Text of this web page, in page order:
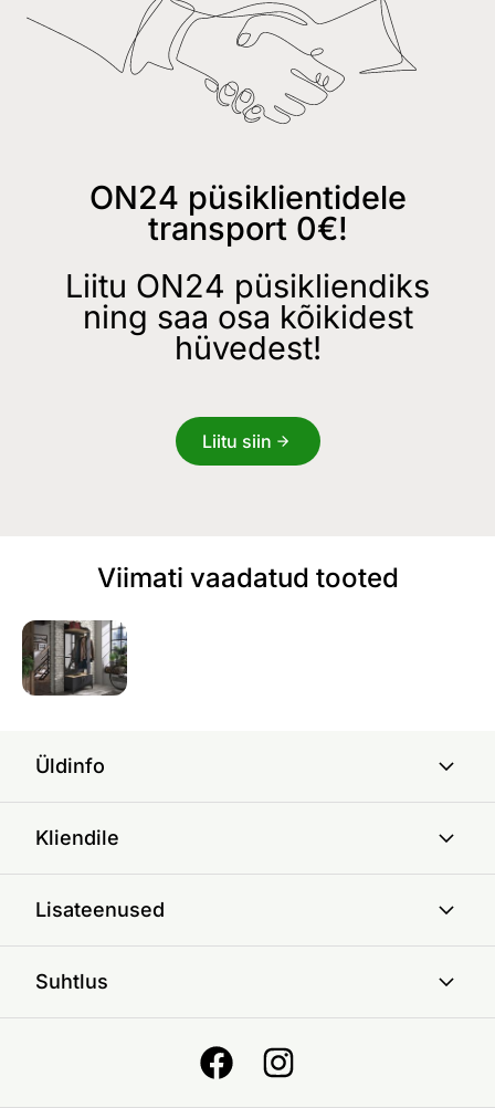
ON24 püsiklientidele
transport 0€!
Liitu ON24 püsikliendiks
ning saa osa kõikidest
hüvedest!
Liitu siin
Viimati vaadatud tooted
Üldinfo
Kliendile
Lisateenused
Suhtlus